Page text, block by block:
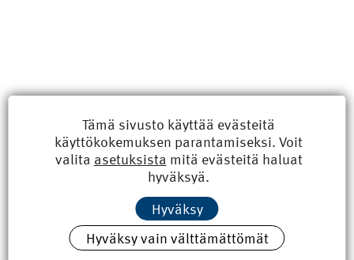
Uusimmat
Kyberisku kiinteistötietoihin haittaisi energiarakentamista
8.6.2026 15:21
100 vuotta sitten: Rajajoen uusi rautatiesilta
Tämä sivusto käyttää evästeitä
käyttökokemuksen parantamiseksi. Voit
valita asetuksista mitä evästeitä haluat
hyväksyä.
Hyväksy
Hyväksy vain välttämättömät